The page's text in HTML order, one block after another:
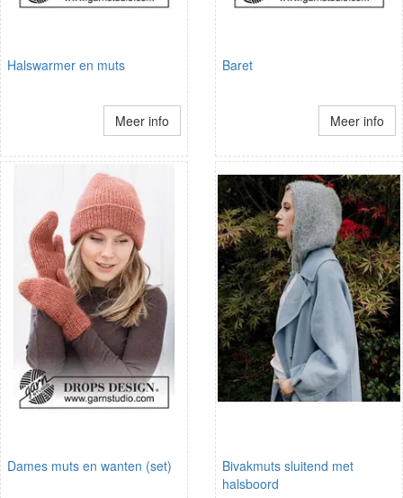
Halswarmer en muts
Meer info
Baret
Meer info
Dames muts en wanten (set)
Bivakmuts sluitend met
halsboord